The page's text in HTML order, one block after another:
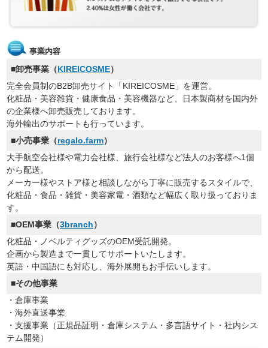
事業内容
■卸売事業（KIREICOSME）
完全会員制のB2B卸売サイト「KIREICOSME」を運営。
化粧品・美容雑貨・健康食品・美容機器など、日本製商材を国内外
の企業様へ卸売販売しております。
海外輸出のサポートも行っています。
■小売事業（regalo.farm）
大手航空会社様や電力会社様、旅行会社様など法人のお客様へ1個
から配送。
メーカー様やストア様と相談しながら丁寧に販売するスタイルで、
化粧品・食品・雑貨・美容家電・酒類など幅広く取り扱っておりま
す。
■OEM事業（3branch）
化粧品・ノベルティグッズのOEM受託開発。
企画から製造まで一貫してサポートいたします。
英語・中国語にも対応し、海外展開もお手伝いします。
■その他事業
・倉庫事業
・海外直送事業
・支援事業（正規品証明・倉庫システム・多言語サイト・社内シス
テム開発）